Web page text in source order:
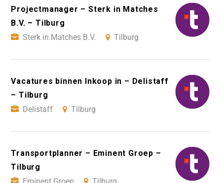
Projectmanager – Sterk in Matches
B.V. – Tilburg
Sterk in Matches B.V.
Tilburg
Vacatures binnen Inkoop in – Delistaff
– Tilburg
Delistaff
Tilburg
Transportplanner – Eminent Groep –
Tilburg